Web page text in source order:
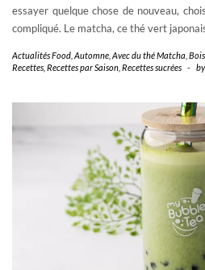
essayer quelque chose de nouveau,
compliqué. Le matcha, ce thé vert
Actualités Food Automne Avec du thé Matcha
Recettes Recettes par Saison Recettes sucrées - by